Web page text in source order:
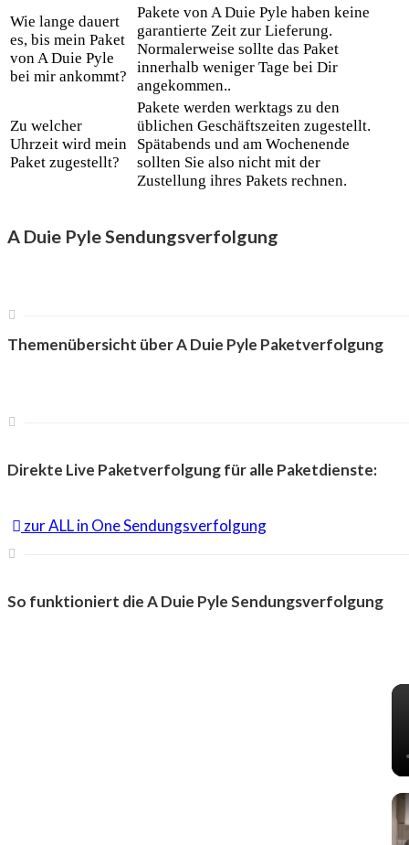
Wie lange dauert
es, bis mein Paket
von A Duie Pyle
bei mir ankommt?
Pakete von A Duie Pyle haben keine
garantierte Zeit zur Lieferung.
Normalerweise sollte das Paket
innerhalb weniger Tage bei Dir
angekommen..
Zu welcher
Uhrzeit wird mein
Paket zugestellt?
Pakete werden werktags zu den
üblichen Geschäftszeiten zugestellt.
Spätabends und am Wochenende
sollten Sie also nicht mit der
Zustellung ihres Pakets rechnen.
A Duie Pyle Sendungsverfolgung
Themenübersicht über A Duie Pyle Paketverfolgung
Direkte Live Paketverfolgung für alle Paketdienste:
zur ALL in One Sendungsverfolgung
So funktioniert die A Duie Pyle Sendungsverfolgung